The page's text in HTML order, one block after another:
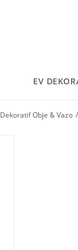
EV
Dekoratif Obje & Vazo